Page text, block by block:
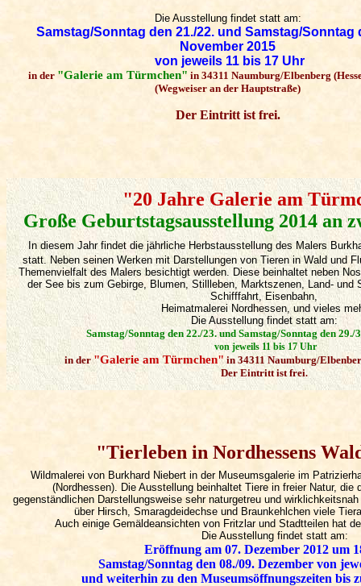
Die Ausstellung findet statt am:
Samstag/Sonntag den 21./22. und Samstag/Sonntag
November 2015
von jeweils 11 bis 17 Uhr
in der "Galerie am Türmchen" in 34311 Naumburg/Elbenberg
(Wegweiser an der Hauptstraße)
Der Eintritt ist frei.
"20 Jahre Galerie am
Große Geburtstagsausstellung 2014 an
In diesem Jahr findet die jährliche Herbstausstellung des Malers
statt. Neben seinen Werken mit Darstellungen von Tieren in Wald und
Themenvielfalt des Malers besichtigt werden. Diese beinhaltet neben
der See bis zum Gebirge, Blumen, Stillleben, Marktszenen, Land- und
Schifffahrt, Eisenbahn,
Heimatmalerei Nordhessen, und vieles
Die Ausstellung findet statt am:
Samstag/Sonntag den 22./23. und Samstag/Sonntag den 29./
von jeweils 11 bis 17 Uhr
in der "Galerie am Türmchen" in 34311 Naumburg/
Der Eintritt ist frei.
"Tierleben in Nordhessens
Wildmalerei von Burkhard Niebert in der Museumsgalerie im
(Nordhessen). Die Ausstellung beinhaltet Tiere in freier Natur, die
gegenständlichen Darstellungsweise sehr naturgetreu und
über Hirsch, Smaragdeidechse und Braunkehlchen viele
Auch einige Gemäldeansichten von Fritzlar und Stadtteilen hat
Die Ausstellung findet statt am:
Eröffnung am 07. Dezember 2012 um
Samstag/Sonntag den 08./09. Dezember von
und weiterhin zu den Museumsöffnungszeiten bis